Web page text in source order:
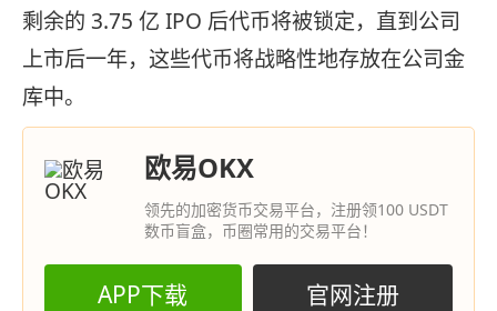
剩余的 3.75 亿 IPO 后代币将被锁定，直到公司
上市后一年，这些代币将战略性地存放在公司金
库中。
欧易OKX
领先的加密货币交易平台，注册领100 USDT
数币盲盒，币圈常用的交易平台！
APP下载 官网注册